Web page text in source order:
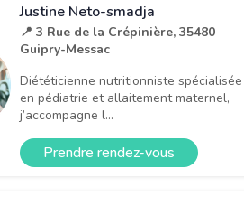
Justine Neto-smadja
📍 3 Rue de la Crépinière, 35480
Guipry-Messac
Diététicienne nutritionniste spécialisée
en pédiatrie et allaitement maternel,
j’accompagne l...
Prendre rendez-vous